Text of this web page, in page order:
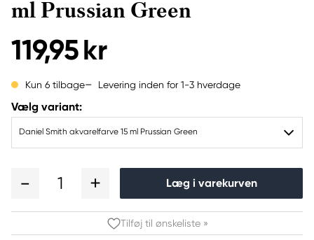
ml Prussian Green
119,95 kr
Kun 6 tilbage Levering inden for 1-3 hverdage
Vælg variant:
Daniel Smith akvarelfarve 15 ml Prussian Green
1 Læg i varekurven
Tilføj til ønskeliste »